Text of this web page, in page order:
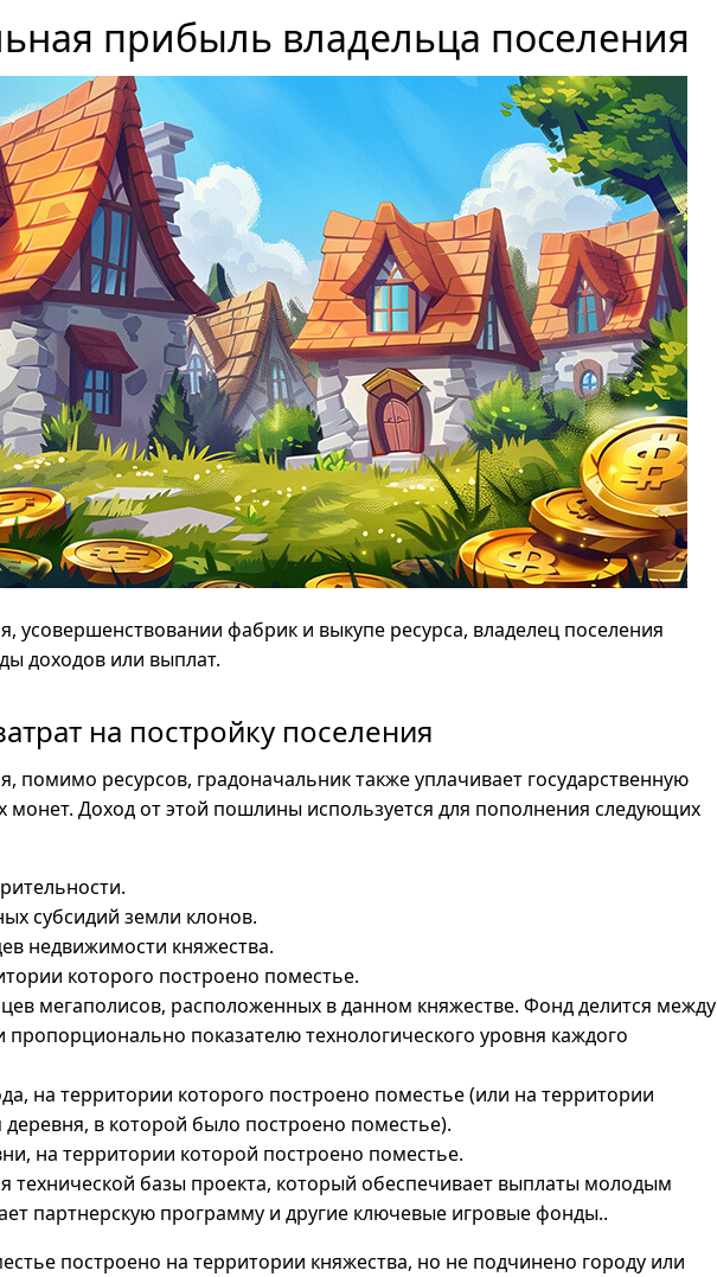
прибыль владельца поселения
усовершенствовании фабрик и выкупе ресурса, владелец поселения
доходов или выплат.
на постройку поселения
помимо ресурсов, градоначальник также уплачивает государственную
монет. Доход от этой пошлины используется для пополнения следующих
субсидий земли клонов.
недвижимости княжества.
которого построено поместье.
мегаполисов, расположенных в данном княжестве. Фонд делится между
пропорционально показателю технологического уровня каждого
на территории которого построено поместье (или на территории
деревня, в которой было построено поместье).
на территории которой построено поместье.
технической базы проекта, который обеспечивает выплаты молодым
партнерскую программу и другие ключевые игровые фонды..
построено на территории княжества, но не подчинено городу или